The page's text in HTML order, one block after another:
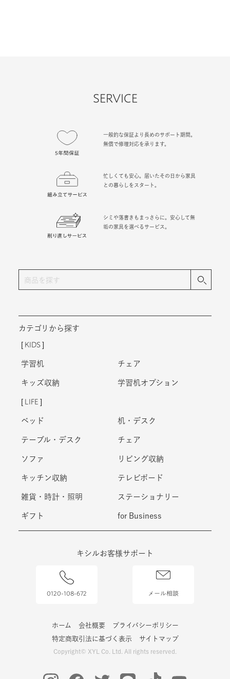
SERVICE
一般的な保証より長めのサポート期間。
無償で修理対応を承ります。
忙しくても安心。届いたその日から家具
との暮らしをスタート。
シミや落書きもまっさらに。安心して無
垢の家具を選べるサービス。
カテゴリから探す
KIDS
学習机 チェア
キッズ収納 学習机オプション
LIFE
ベッド 机・デスク
テーブル・デスク チェア
ソファ リビング収納
キッチン収納 テレビボード
雑貨・時計・照明 ステーショナリー
ギフト for Business
キシルお客様サポート
0120-108-672 メール相談
ホーム 会社概要
プライバシーポリシー
特定商取引法に基づく表示
サイトマップ
Copyright© XYL Co. Ltd. All rights reserved.